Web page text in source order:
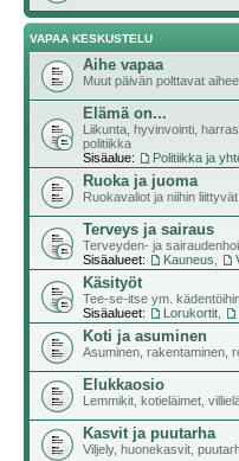
VAPAA KESKUSTELU
Aihe vapaa
Muut päivän polttavat
Elämä on...
Liikunta, hyvinvointi,
politiikka
Sisäalue:
Politiikka ja
Ruoka ja juoma
Ruokavaliot ja niihin
Terveys ja sairaus
Terveyden- ja
Sisäalueet:
Kauneus
Käsityöt
Tee-se-itse ym.
Sisäalueet:
Lorukortit
Koti ja asuminen
Asuminen, rakentaminen,
Elukkaosio
Lemmikit, kotieläimet,
Kasvit ja puutarha
Viljely, huonekasvit,